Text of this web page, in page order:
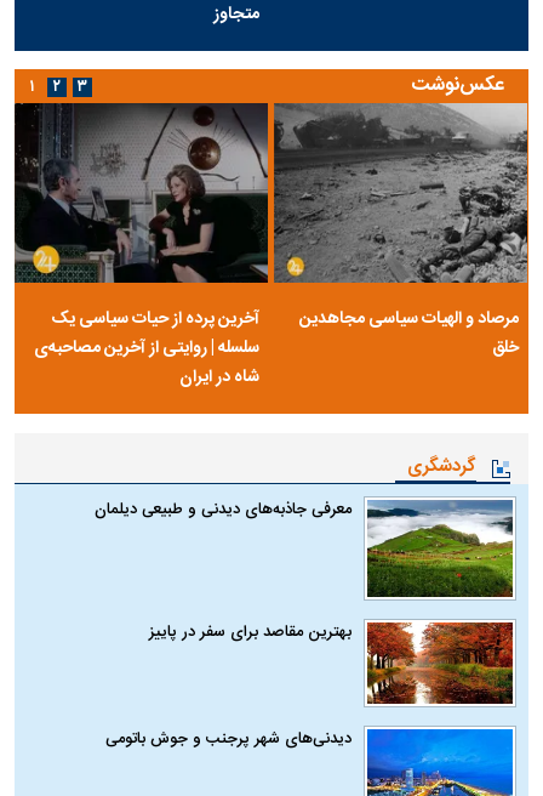
متجاوز
عکس‌نوشت
مرصاد و الهیات سیاسی مجاهدین
خلق
آخرین پرده از حیات سیاسی یک
سلسله | روایتی از آخرین مصاحبه‌ی
شاه در ایران
۱ ۲ ۳
گردشگری
معرفی جاذبه‌های دیدنی و طبیعی دیلمان
بهترین مقاصد برای سفر در پاییز
دیدنی‌های شهر پرجنب و جوش باتومی